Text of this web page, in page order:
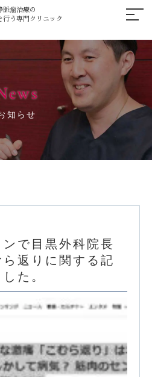
瘤治療の
行う専門クリニック
知らせ
で目黒外科院長
返りに関する記
た。